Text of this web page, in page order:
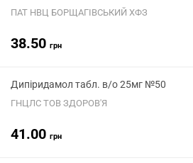
ПАТ НВЦ БОРЩАГІВСЬКИЙ ХФЗ
38.50 грн
Дипіридамол табл. в/о 25мг №50
ГНЦЛС ТОВ ЗДОРОВ'Я
41.00 грн